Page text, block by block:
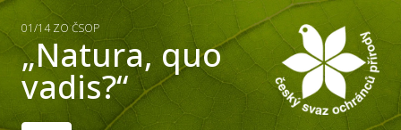
01/14 ZO ČSOP
„Natura, quo
vadis?“